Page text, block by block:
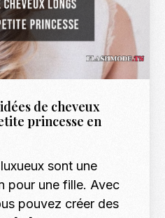
de cheveux
princesse en
sont une
pour une fille. Avec
pouvez créer des